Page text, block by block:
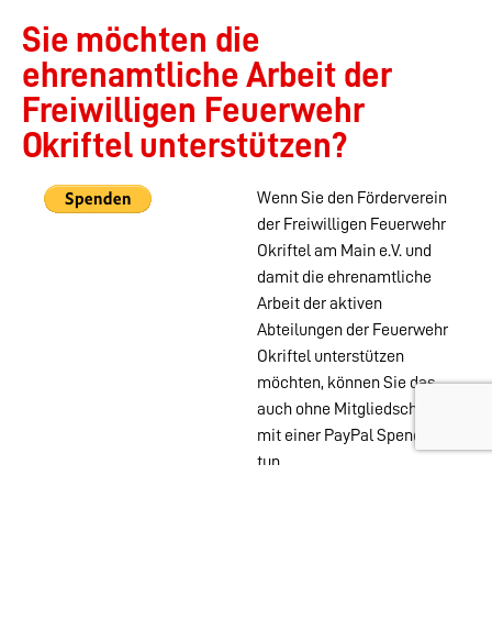
Sie möchten die
ehrenamtliche Arbeit der
Freiwilligen Feuerwehr
Okriftel unterstützen?
Wenn Sie den Förderverein
der Freiwilligen Feuerwehr
Okriftel am Main e.V. und
damit die ehrenamtliche
Arbeit der aktiven
Abteilungen der Feuerwehr
Okriftel unterstützen
möchten, können Sie das
auch ohne Mitgliedschaft
mit einer PayPal Spende
tun.